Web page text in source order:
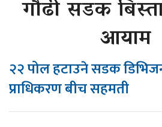
गौढी सडक
आयाम
२२ पोल हटाउने सडक
प्राधिकरण बीच सहमती